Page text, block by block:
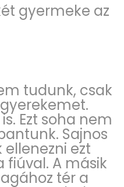
gyermeke az
tudunk, csak
Ezt soha nem
Sajnos
ellenezni ezt
fiúval. A másik
tér a